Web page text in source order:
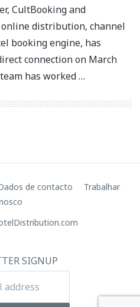
CultBooking and
distribution, channel
booking engine, has
connection on March
has worked …
de contacto
Trabalhar
SIGNUP